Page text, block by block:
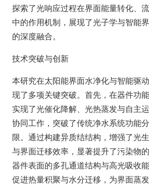
探索了光响应过程在界面能量转化、
中的作用机制，展现了光子学与智能
的深度融合。
技术突破与创新
本研究在太阳能界面水净化与智能驱
现了多项关键突破。首先，在器件功
实现了光催化降解、光热蒸发与自主
协同工作，突破了传统净水系统功能
限。通过构建异质结结构，增强了光
与界面迁移效率，显著提升了污染物
器件表面的多孔通道结构与高光吸收
促进热量积聚与水分迁移，为界面蒸